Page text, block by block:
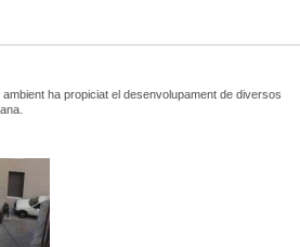
ha propiciat el desenvolupament de diversos